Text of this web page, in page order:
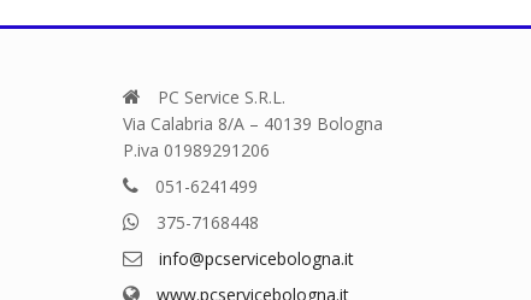
PC Service S.R.L.
Via Calabria 8/A – 40139 Bologna
P.iva 01989291206
051-6241499
375-7168448
info@pcservicebologna.it
www.pcservicebologna.it